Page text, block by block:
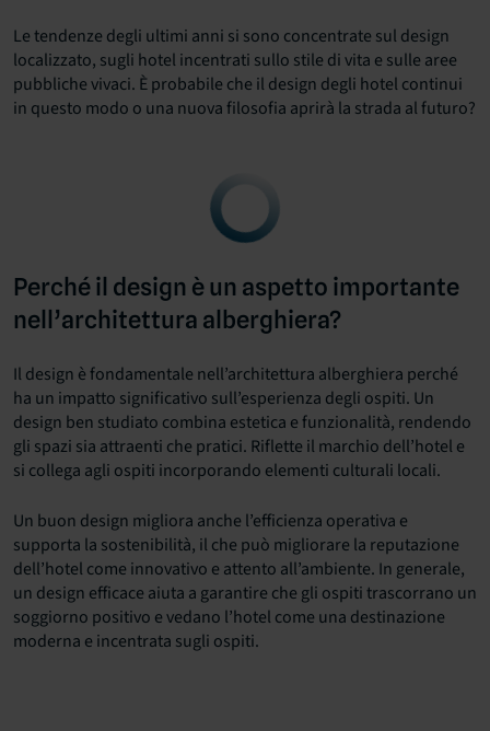
Le tendenze degli ultimi anni si sono concentrate sul design
localizzato, sugli hotel incentrati sullo stile di vita e sulle aree
pubbliche vivaci. È probabile che il design degli hotel continui
in questo modo o una nuova filosofia aprirà la strada al futuro?
Perché il design è un aspetto importante
nell’architettura alberghiera?
Il design è fondamentale nell’architettura alberghiera perché
ha un impatto significativo sull’esperienza degli ospiti. Un
design ben studiato combina estetica e funzionalità, rendendo
gli spazi sia attraenti che pratici. Riflette il marchio dell’hotel e
si collega agli ospiti incorporando elementi culturali locali.
Un buon design migliora anche l’efficienza operativa e
supporta la sostenibilità, il che può migliorare la reputazione
dell’hotel come innovativo e attento all’ambiente. In generale,
un design efficace aiuta a garantire che gli ospiti trascorrano un
soggiorno positivo e vedano l’hotel come una destinazione
moderna e incentrata sugli ospiti.